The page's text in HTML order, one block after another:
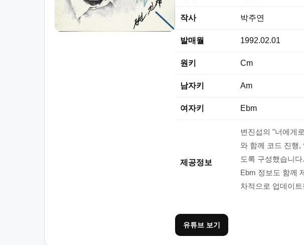
작사 박주연
발매월 1992.02.01
원키 Cm
남자키 Am
여자키 Ebm
제공정보
변진섭의 "너에게
와 함께 코드 진행,
도록 구성했습니
Ebm 정보도 함께
차적으로 업데이
유튜브 보기